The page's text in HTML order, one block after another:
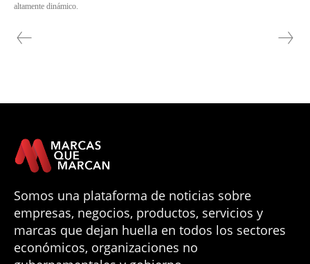
altamente dinámico.
Somos una plataforma de noticias sobre
empresas, negocios, productos, servicios y
marcas que dejan huella en todos los sectores
económicos, organizaciones no